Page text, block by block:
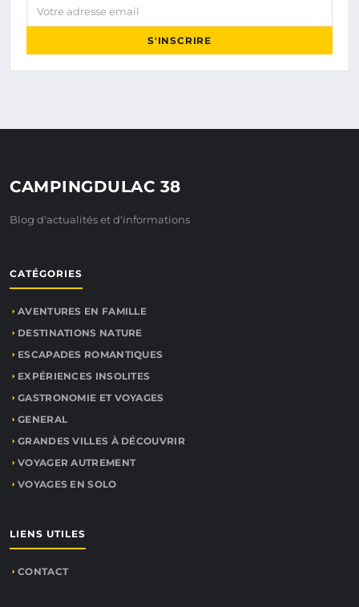
Votre adresse email
S'INSCRIRE
CAMPINGDULAC 38
Blog d'actualités et d'informations
CATÉGORIES
AVENTURES EN FAMILLE
DESTINATIONS NATURE
ESCAPADES ROMANTIQUES
EXPÉRIENCES INSOLITES
GASTRONOMIE ET VOYAGES
GENERAL
GRANDES VILLES À DÉCOUVRIR
VOYAGER AUTREMENT
VOYAGES EN SOLO
LIENS UTILES
CONTACT